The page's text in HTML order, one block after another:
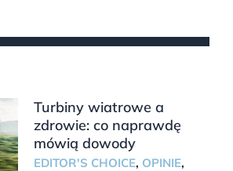
Turbiny wiatrowe a
zdrowie: co naprawdę
mówią dowody
EDITOR'S CHOICE, OPINIE,